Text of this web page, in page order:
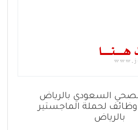
السعودي بالرياض
لحملة الماجستير
بالرياض